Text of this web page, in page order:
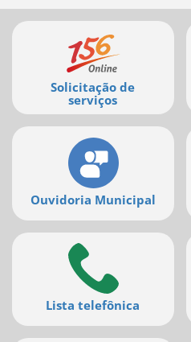
[]
Mais
serviços
Solicitação de
serviços
Ouvidoria Municipal
Lista telefônica